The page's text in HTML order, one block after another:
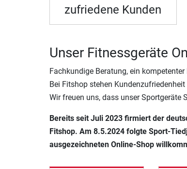
zufriedene Kunden
Unser Fitnessgeräte
Fachkundige Beratung, ein
Bei Fitshop stehen
Wir freuen uns, dass unser Sportgeräte
Bereits seit Juli 2023 firmiert der
Fitshop. Am 8.5.2024 folgte Sport-
ausgezeichneten Online-Shop